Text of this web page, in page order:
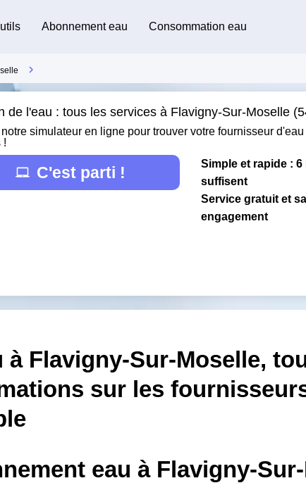
Abonnement eau Consommation eau
de l'eau : tous les services à Flavigny-Sur-Moselle
simulateur en ligne pour trouver votre fournisseur
!
C'est parti !
Simple et rapide :
suffisent
Service gratuit et
engagement
à Flavigny-Sur-Moselle,
sur les
eau à Flavigny-